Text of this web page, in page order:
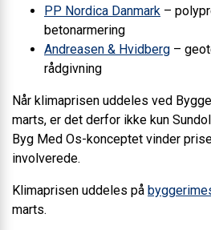
PP Nordica Danmark –
betonarmering
Andreasen & Hvidberg –
rådgivning
Når klimaprisen uddeles ved
marts, er det derfor ikke kun
Byg Med Os-konceptet vinder
involverede.
Klimaprisen uddeles på
marts.